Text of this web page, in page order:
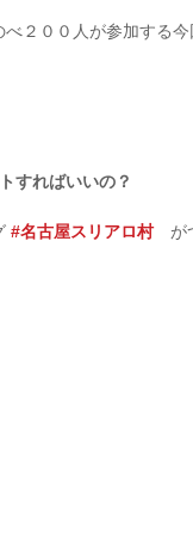
べ２００人が参加する
すればいいの？
#名古屋スリアロ村 がつ